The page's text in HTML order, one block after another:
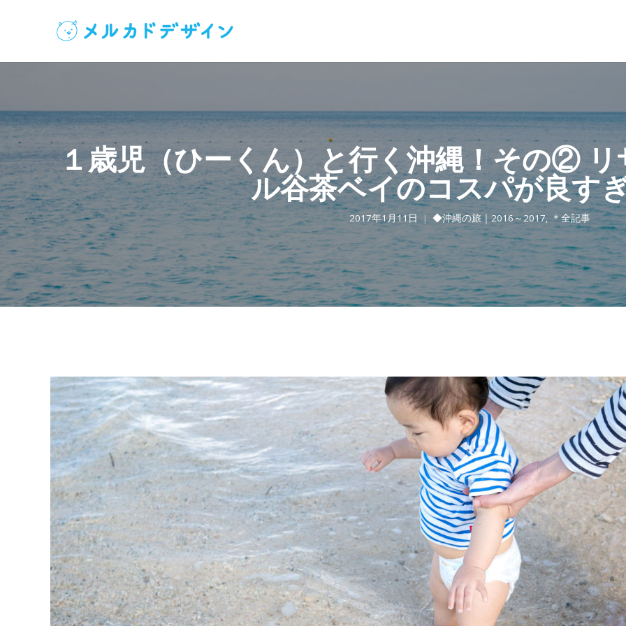
１歳児（ひーくん）と行く沖縄！その②
ル谷茶ベイのコスパが良す
2017年1月11日 ◆沖縄の旅｜2016～2017, ＊全記事